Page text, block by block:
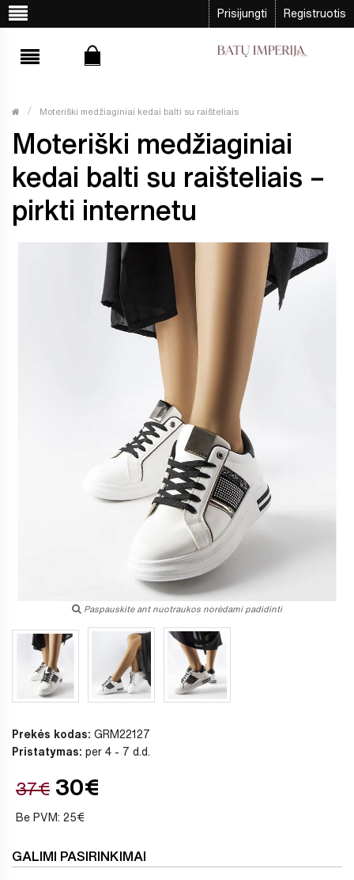
Prisijungti Registruotis
Moteriški medžiaginiai kedai balti su raišteliais
Moteriški medžiaginiai
kedai balti su raišteliais –
pirkti internetu
Paspauskite ant nuotraukos norėdami padidinti
Prekės kodas: GRM22127
Pristatymas: per 4 - 7 d.d.
37€ 30€
Be PVM: 25€
GALIMI PASIRINKIMAI